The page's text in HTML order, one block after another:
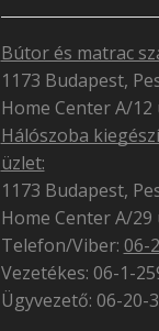
Bútor és matrac
1173 Budapest,
Home Center A/12
Hálószoba
üzlet:
1173 Budapest,
Home Center A/29
Telefon/Viber: 06-
Vezetékes: 06-1-
Ügyvezető: 06-20-